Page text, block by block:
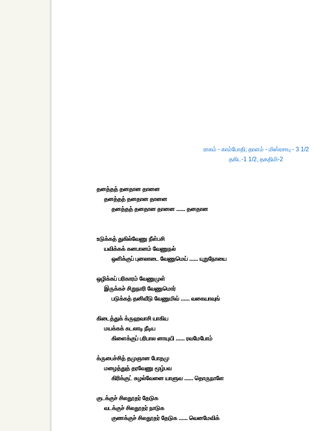
ராகம் - காம்போதி; தாளம் - மிஸ்ரசாபு - 3 1/2
தகிட-1 1/2, தகதிமி-2
தனத்தத் தனதான தானன
தனத்தத் தனதான தானன
தனத்தத் தனதான தானன ...... தனதான
உடுக்கத் துகில்வேணு நீள்பசி
யவிக்கக் கனபானம் வேணுநல்
ஒளிக்குப் புனலாடை வேணுமெய் ...... யுறுநோயை
ஒழிக்கப் பரிகாரம் வேணுமுள்
இருக்கச் சிறுநாரி வேணுமொர்
படுக்கத் தனிவீடு வேணுமிவ் ...... வகையாவுங்
கிடைத்துக் க்ருஹவாசி யாகிய
மயக்கக் கடலாடி நீடிய
கிளைக்குப் பரிபால னாயுயி ...... ரவமேபோம்
க்ருபைச்சித் தமுஞான போதமு
மழைத்துத் தரவேணு மூழ்பவ
கிரிக்குட் சுழல்வேனை யாளுவ ...... தொருநாளே
குடக்குச் சிலதூதர் தேடுக
வடக்குச் சிலதூதர் நாடுக
குணக்குச் சிலதூதர் தேடுக ...... வெனமேவிக்